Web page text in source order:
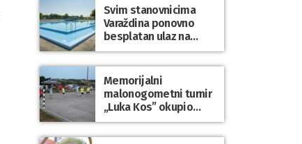
Svim stanovnicima
Varaždina ponovno
besplatan ulaz na
Gradske bazene i
Gradsko kupalište na
Dravi
Memorijalni
malonogometni turnir
„Luka Kos” okupio
brojne ekipe i
posjetitelje u Sudovcu